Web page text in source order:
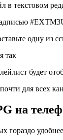
в текстовом
одну из
так
будет
для всех
на